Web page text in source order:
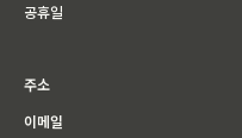
공휴일
주소
이메일